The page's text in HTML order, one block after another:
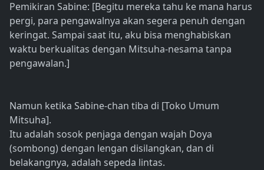
Pemikiran Sabine: [Begitu mereka tahu ke mana harus
pergi, para pengawalnya akan segera penuh dengan
keringat. Sampai saat itu, aku bisa menghabiskan
waktu berkualitas dengan Mitsuha-nesama tanpa
pengawalan.]
Namun ketika Sabine-chan tiba di [Toko Umum
Mitsuha].
Itu adalah sosok penjaga dengan wajah Doya
(sombong) dengan lengan disilangkan, dan di
belakangnya, adalah sepeda lintas.